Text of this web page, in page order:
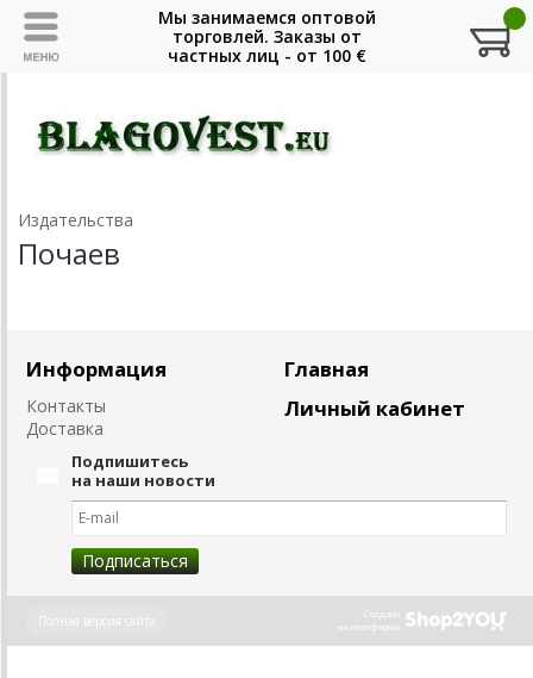
Издательства
Почаев
Информация
Контакты
Доставка
Главная
Личный кабинет
Подпишитесь
на наши новости
Создано
на платформе
Полная версия сайта